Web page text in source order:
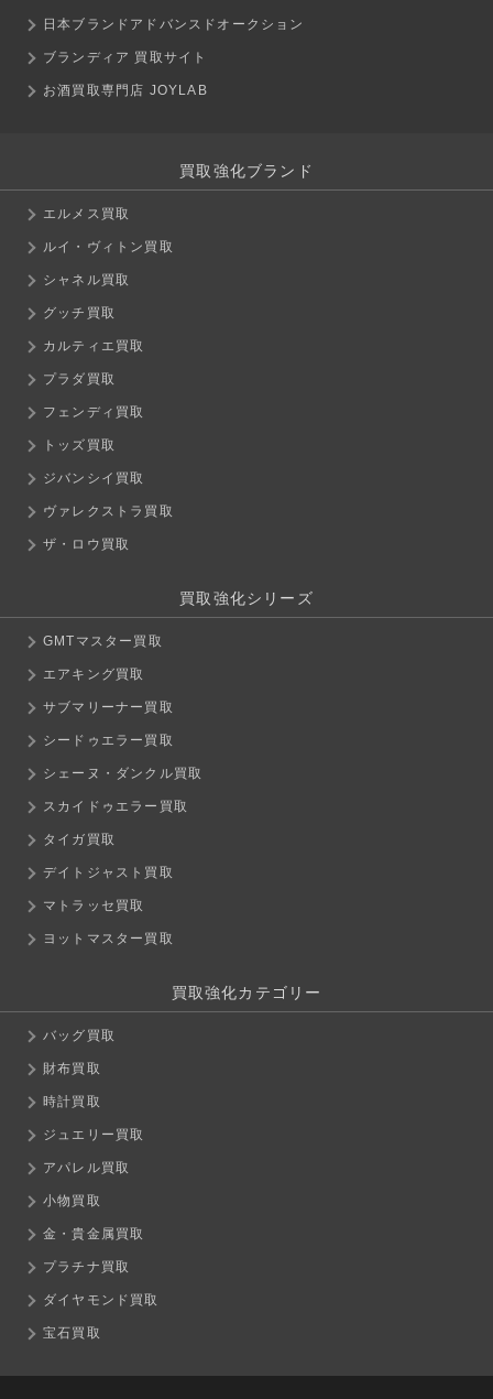
日本ブランドアドバンスドオークション
ブランディア 買取サイト
お酒買取専門店 JOYLAB
買取強化ブランド
エルメス買取
ルイ・ヴィトン買取
シャネル買取
グッチ買取
カルティエ買取
プラダ買取
フェンディ買取
トッズ買取
ジバンシイ買取
ヴァレクストラ買取
ザ・ロウ買取
買取強化シリーズ
GMTマスター買取
エアキング買取
サブマリーナー買取
シードゥエラー買取
シェーヌ・ダンクル買取
スカイドゥエラー買取
タイガ買取
デイトジャスト買取
マトラッセ買取
ヨットマスター買取
買取強化カテゴリー
バッグ買取
財布買取
時計買取
ジュエリー買取
アパレル買取
小物買取
金・貴金属買取
プラチナ買取
ダイヤモンド買取
宝石買取